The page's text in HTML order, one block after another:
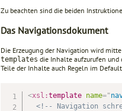
Zu beachten sind die beiden
Das Navigationsdokument
Die Erzeugung der Navigation wird
templates die Inhalte aufzurufen und
Teile der Inhalte auch Regeln im
<xsl:template name="
<!-- Navigation